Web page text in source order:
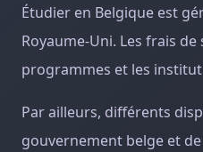
Étudier en Belgique est
Royaume-Uni. Les frais
programmes et les
Par ailleurs, différents
gouvernement belge et